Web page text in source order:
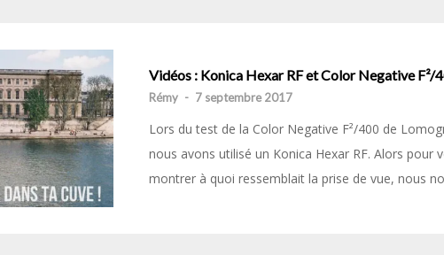
Vidéos : Konica Hexar RF et Color Negative F²/
Rémy - 7 septembre 2017
Lors du test de la Color Negative F²/400 de
nous avons utilisé un Konica Hexar RF. Alors pour
montrer à quoi ressemblait la prise de vue, nous